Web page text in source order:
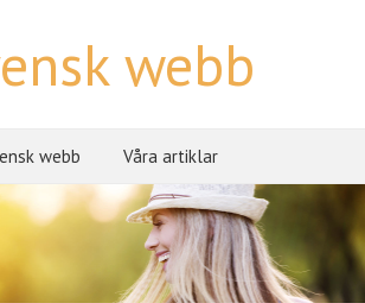
webb
webb Våra artiklar